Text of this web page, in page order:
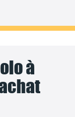
à